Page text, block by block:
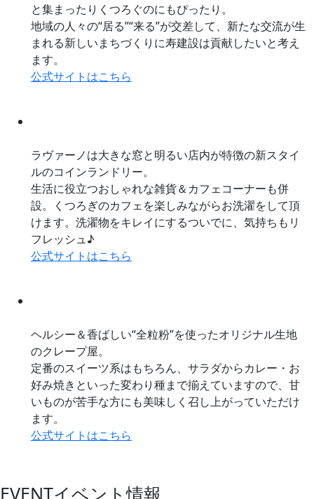
と集まったりくつろぐのにもぴったり。
地域の人々の“居る”“来る”が交差して、新たな交流が生
まれる新しいまちづくりに寿建設は貢献したいと考え
ます。
公式サイトはこちら
ラヴァーノは大きな窓と明るい店内が特徴の新スタイ
ルのコインランドリー。
生活に役立つおしゃれな雑貨＆カフェコーナーも併
設。くつろぎのカフェを楽しみながらお洗濯をして頂
けます。洗濯物をキレイにするついでに、気持ちもリ
フレッシュ♪
公式サイトはこちら
ヘルシー＆香ばしい“全粒粉”を使ったオリジナル生地
のクレープ屋。
定番のスイーツ系はもちろん、サラダからカレー・お
好み焼きといった変わり種まで揃えていますので、甘
いものが苦手な方にも美味しく召し上がっていただけ
ます。
公式サイトはこちら
EVENTイベント情報